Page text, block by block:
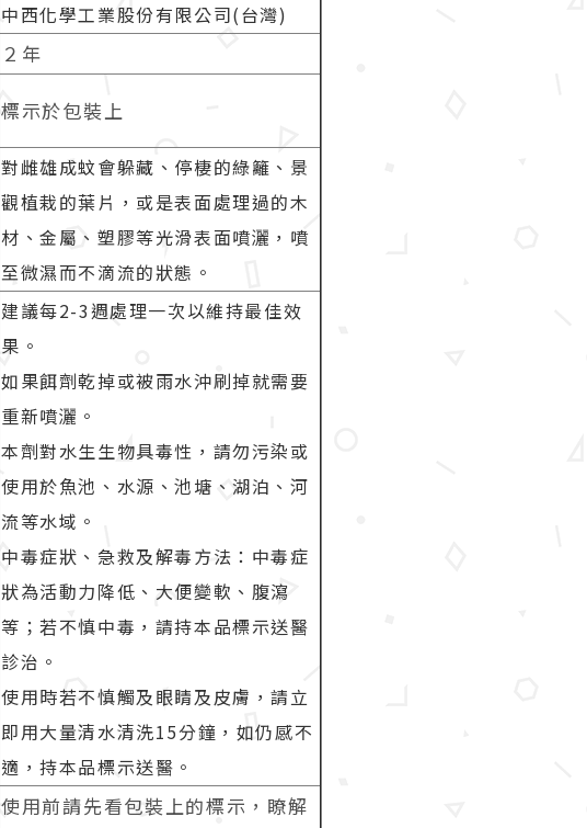
中西化學工業股份有限公司(台灣)
２年
標示於包裝上
對雌雄成蚊會躲藏、停棲的綠籬、景
觀植栽的葉片，或是表面處理過的木
材、金屬、塑膠等光滑表面噴灑，噴
至微濕而不滴流的狀態。
建議每2-3週處理一次以維持最佳效
果。
如果餌劑乾掉或被雨水沖刷掉就需要
重新噴灑。
本劑對水生生物具毒性，請勿污染或
使用於魚池、水源、池塘、湖泊、河
流等水域。
中毒症狀、急救及解毒方法：中毒症
狀為活動力降低、大便變軟、腹瀉
等；若不慎中毒，請持本品標示送醫
診治。
使用時若不慎觸及眼睛及皮膚，請立
即用大量清水清洗15分鐘，如仍感不
適，持本品標示送醫。
使用前請先看包裝上的標示，瞭解